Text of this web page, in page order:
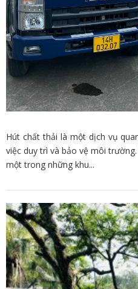
Hút chất thải là một dịch vụ
việc duy trì và bảo vệ môi
một trong những khu...